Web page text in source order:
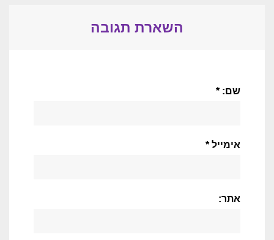
השארת תגובה
שם: *
אימייל *
אתר: